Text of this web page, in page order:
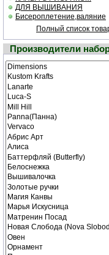
ДЛЯ ВЫШИВАНИЯ
Бисероплетение,валяние
Полный список
Производители